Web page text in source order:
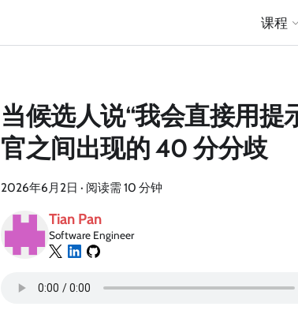
课程
当候选人说“我会直接用提
官之间出现的 40 分分歧
2026年6月2日 · 阅读需 10 分钟
Tian Pan
Software Engineer